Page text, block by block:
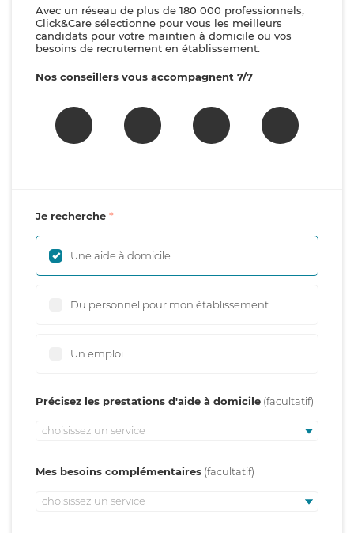
Avec un réseau de plus de 180 000 professionnels,
Click&Care sélectionne pour vous les meilleurs
candidats pour votre maintien à domicile ou vos
besoins de recrutement en établissement.
Nos conseillers vous accompagnent 7/7
Je recherche
Une aide à domicile
Du personnel pour mon établissement
Un emploi
Précisez les prestations d'aide à domicile
choisissez un service
Mes besoins complémentaires
choisissez un service